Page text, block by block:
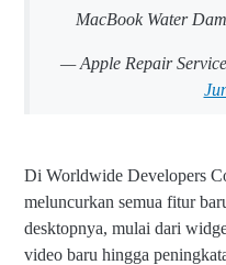
MacBook Water
— Apple Repair
Di Worldwide Developers
meluncurkan semua fitur
desktopnya, mulai dari
video baru hingga